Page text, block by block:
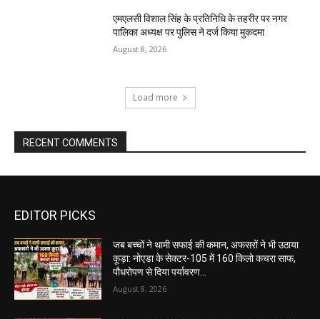
एमएलसी विशाल सिंह के प्रतिनिधि के तहरीर पर नगर
पालिका अध्यक्ष पर पुलिस ने दर्ज किया मुकदमा
August 8, 2026
Load more
RECENT COMMENTS
EDITOR PICKS
जब बच्चों ने थामी सफाई की कमान, अफसरों ने भी उठाया
कूड़ा: नोएडा के सेक्टर-105 में 160 किलो कचरा साफ,
पौधरोपण से दिया पर्यावरण...
August 8, 2026